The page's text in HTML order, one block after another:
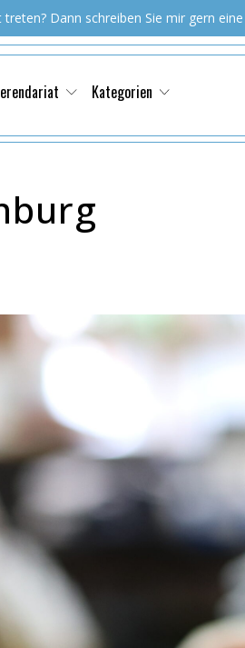
Dann schreiben Sie mir gern eine
Kategorien